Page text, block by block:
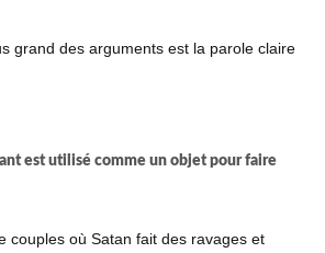
grand des arguments est la parole claire
est utilisé comme un objet pour faire
couples où Satan fait des ravages et